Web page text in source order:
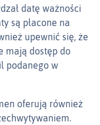
datę ważności
są płacone na
upewnić się, że
mają dostęp do
podanego w
oferują również